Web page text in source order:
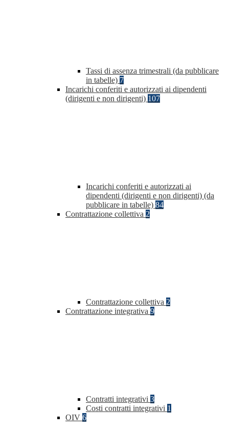
Tassi di assenza trimestrali (da pubblicare
in tabelle) 7
Incarichi conferiti e autorizzati ai dipendenti
(dirigenti e non dirigenti) 107
Incarichi conferiti e autorizzati ai
dipendenti (dirigenti e non dirigenti) (da
pubblicare in tabelle) 84
Contrattazione collettiva 2
Contrattazione collettiva 2
Contrattazione integrativa 9
Contratti integrativi 3
Costi contratti integrativi 1
OIV 6